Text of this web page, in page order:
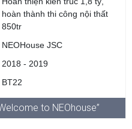
hoàn thành thi công nội thất
850tr
NEOHouse JSC
2018 - 2019
BT22
to NEOhouse”